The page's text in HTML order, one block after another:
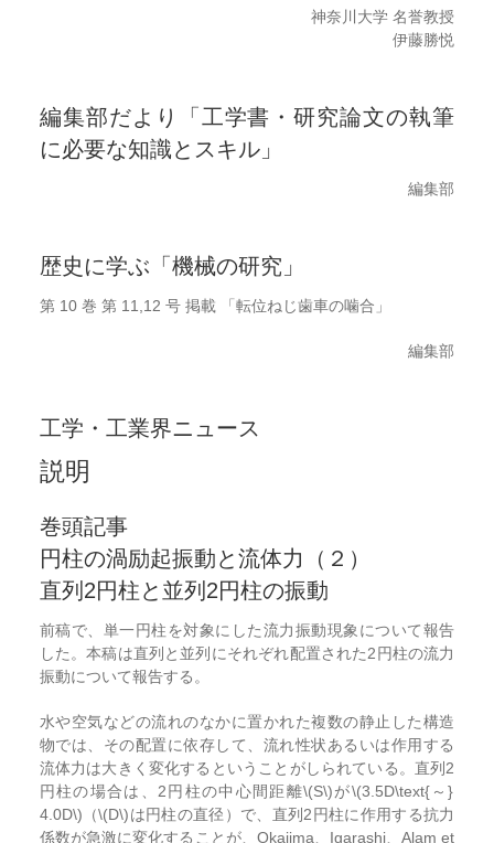
神奈川大学 名誉教授
伊藤勝悦
編集部だより「工学書・研究論文の執筆
に必要な知識とスキル」
編集部
歴史に学ぶ「機械の研究」
第 10 巻 第 11,12 号 掲載 「転位ねじ歯車の噛合」
編集部
工学・工業界ニュース
説明
巻頭記事
円柱の渦励起振動と流体力（２）
直列2円柱と並列2円柱の振動
前稿で、単一円柱を対象にした流力振動現象について報告
した。本稿は直列と並列にそれぞれ配置された2円柱の流力
振動について報告する。
水や空気などの流れのなかに置かれた複数の静止した構造
物では、その配置に依存して、流れ性状あるいは作用する
流体力は大きく変化するということがしられている。直列2
円柱の場合は、2円柱の中心間距離\(S\)が\(3.5D\text{～}
4.0D\)（\(D\)は円柱の直径）で、直列2円柱に作用する抗力
係数が急激に変化することが、Okajima、Igarashi、Alam et